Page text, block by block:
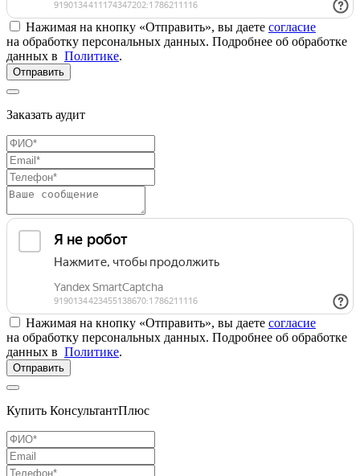
Нажимая на кнопку «Отправить», вы даете согласие
на обработку персональных данных. Подробнее об обработке
данных в Политике.
Отправить
Заказать аудит
Нажимая на кнопку «Отправить», вы даете согласие
на обработку персональных данных. Подробнее об обработке
данных в Политике.
Отправить
Купить КонсультантПлюс